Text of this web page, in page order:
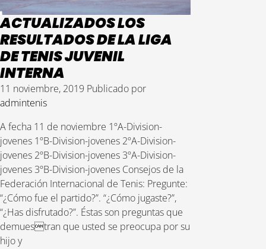
ACTUALIZADOS LOS
RESULTADOS DE LA LIGA
DE TENIS JUVENIL
INTERNA
11 noviembre, 2019 Publicado por
admintenis
A fecha 11 de noviembre 1ºA-Division-
jovenes 1ºB-Division-jovenes 2ºA-Division-
jovenes 2ºB-Division-jovenes 3ºA-Division-
jovenes 3ºB-Division-jovenes Consejos de la
Federación Internacional de Tenis: Pregunte:
“¿Cómo fue el partido?”. “¿Cómo jugaste?”,
“¿Has disfrutado?”. Éstas son preguntas que
demuestran que usted se preocupa por su
hijo y